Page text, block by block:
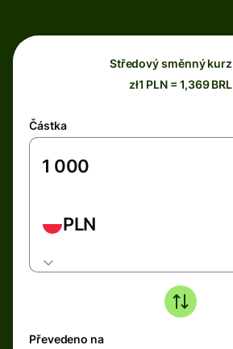
Středový směnný kurz
zł1 PLN = 1,369 BRL
Částka
PLN
Převedeno na